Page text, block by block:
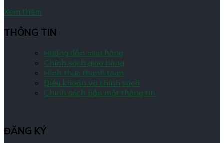
Xem thêm
THÔNG TIN
Hướng dẫn mua hàng
Chính sách giao hàng
Hình thức thanh toán
Điều khoản và chính sách
Chính sách bảo mật thông tin
ĐĂNG KÝ